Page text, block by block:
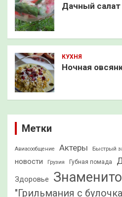
Дачный
КУХНЯ
Ночная
Метки
Авиасообщение Актеры Быстрый
новости
Грузия Губная помада
Здоровье
"Грильмания с